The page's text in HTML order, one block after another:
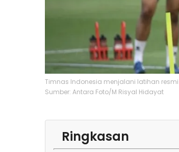
Timnas Indonesia menjalani latihan
Sumber: Antara Foto/M Risyal Hidayat
Ringkasan